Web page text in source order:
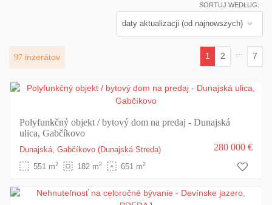
SORTUJ WEDŁUG:
97 inzerátov
1
2 7
Polyfunkčný objekt / bytový dom na predaj - Dunajská
ulica, Gabčíkovo
Dunajská, Gabčíkovo (Dunajská Streda)
551 m2 182 m2 651 m2
280 000 €